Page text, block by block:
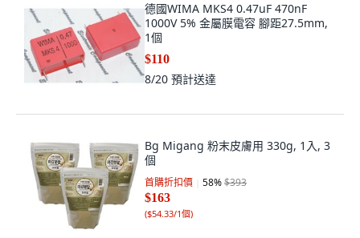
德國WIMA MKS4 0.47uF 470nF
1000V 5% 金屬膜電容 腳距27.5mm,
1個
$110
8/20 預計送達
Bg Migang 粉末皮膚用 330g, 1入, 3
個
首購折扣價 58%$393
$163
($54.33/1個)